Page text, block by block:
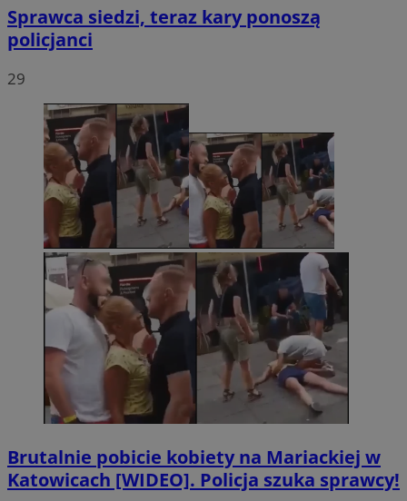
Sprawca siedzi, teraz kary ponoszą
policjanci
29
Brutalnie pobicie kobiety na Mariackiej w
Katowicach [WIDEO]. Policja szuka sprawcy!